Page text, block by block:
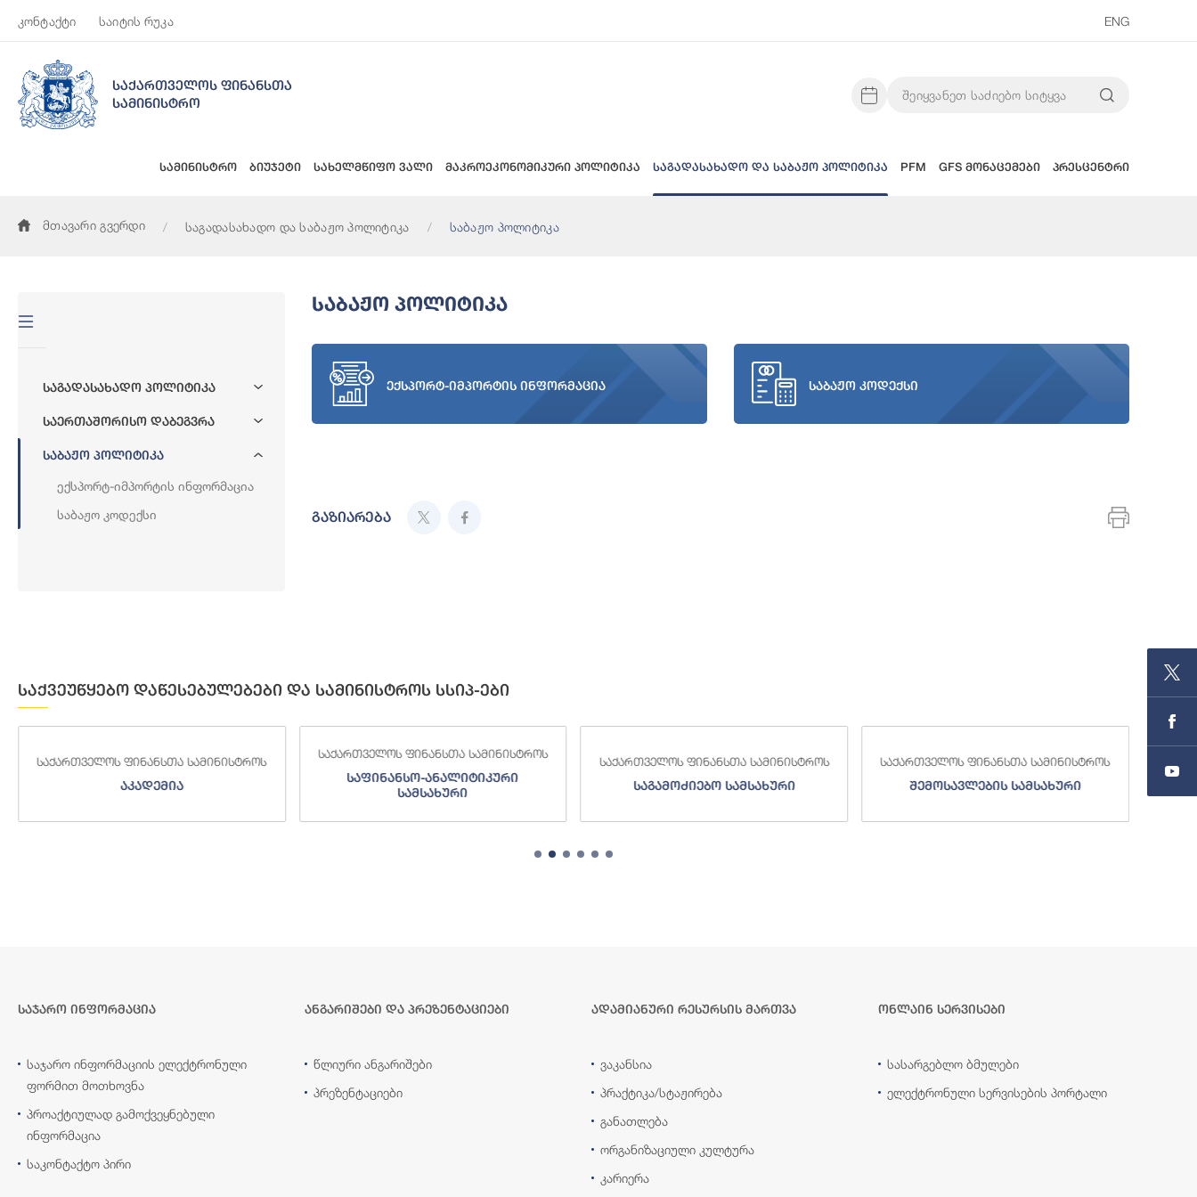
კონტაქტი საიტის რუკა ENG
საქართველოს ფინანსთა
სამინისტრო
სამინისტრო ბიუჯეტი სახელმწიფო ვალი მაკროეკონომიკური პოლიტიკა საგადასახადო და საბაჟო პოლიტიკა PFM GFS მონაცემები პრესცენტრი
მთავარი გვერდი საგადასახადო და საბაჟო პოლიტიკა საბაჟო პოლიტიკა
Საგადასახადო Პოლიტიკა
Საერთაშორისო Დაბეგვრა
Საბაჟო Პოლიტიკა
Ექსპორტ-Იმპორტის Ინფორმაცია
Საბაჟო Კოდექსი
Საბაჟო Პოლიტიკა
ექსპორტ-იმპორტის ინფორმაცია საბაჟო კოდექსი
გაზიარება
საქვეუწყებო დაწესებულებები და სამინისტროს სსიპ-ები
საქართველოს ფინანსთა სამინისტროს
აკადემია
საქართველოს ფინანსთა სამინისტროს
საფინანსო-ანალიტიკური
სამსახური
საქართველოს ფინანსთა სამინისტროს
საგამოძიებო სამსახური
საქართველოს ფინანსთა სამინისტროს
შემოსავლების სამსახური
საჯარო ინფორმაცია
საჯარო ინფორმაციის ელექტრონული
ფორმით მოთხოვნა
პროაქტიულად გამოქვეყნებული
ინფორმაცია
საკონტაქტო პირი
ანგარიშები და პრეზენტაციები
წლიური ანგარიშები
პრეზენტაციები
ადამიანური რესურსის მართვა
ვაკანსია
პრაქტიკა/სტაჟირება
განათლება
ორგანიზაციული კულტურა
კარიერა
ონლაინ სერვისები
სასარგებლო ბმულები
ელექტრონული სერვისების პორტალი